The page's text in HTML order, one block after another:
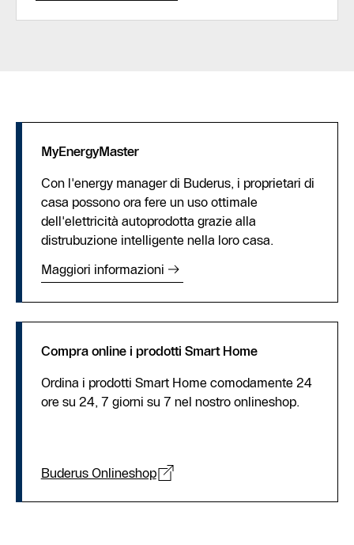
MyEnergyMaster
Con l'energy manager di Buderus, i proprietari di
casa possono ora fere un uso ottimale
dell'elettricità autoprodotta grazie alla
distrubuzione intelligente nella loro casa.
Maggiori informazioni
Compra online i prodotti Smart Home
Ordina i prodotti Smart Home comodamente 24
ore su 24, 7 giorni su 7 nel nostro onlineshop.
Buderus Onlineshop